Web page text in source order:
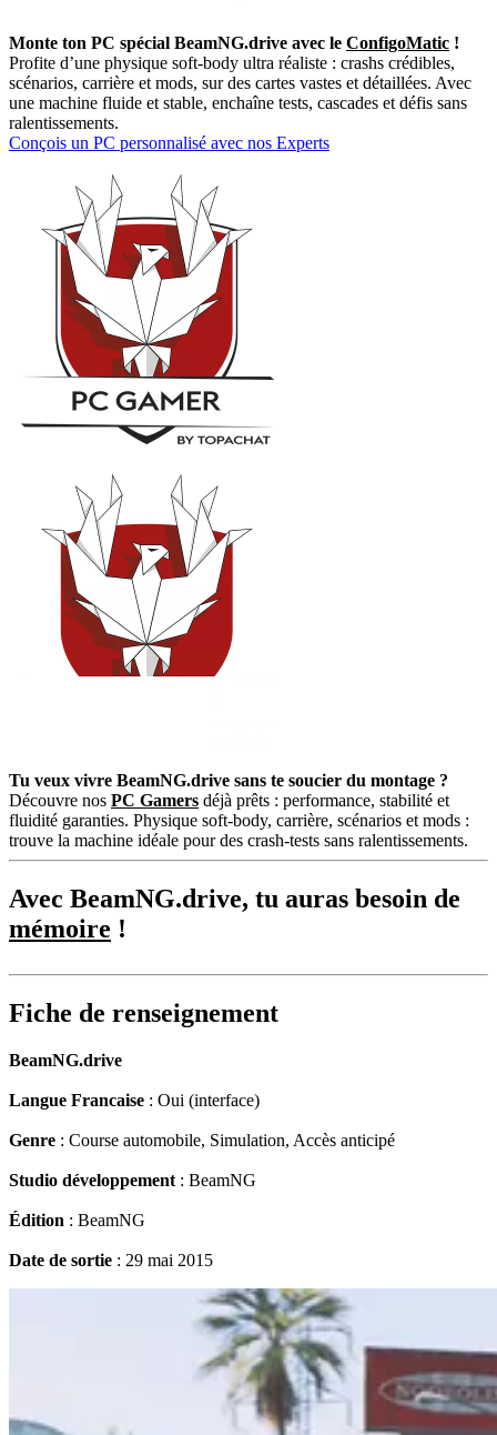
Monte ton PC spécial BeamNG.drive avec le ConfigoMatic !
Profite d’une physique soft-body ultra réaliste : crashs crédibles,
scénarios, carrière et mods, sur des cartes vastes et détaillées. Avec
une machine fluide et stable, enchaîne tests, cascades et défis sans
ralentissements.
Conçois un PC personnalisé avec nos Experts
Tu veux vivre BeamNG.drive sans te soucier du montage ?
Découvre nos PC Gamers déjà prêts : performance, stabilité et
fluidité garanties. Physique soft-body, carrière, scénarios et mods :
trouve la machine idéale pour des crash-tests sans ralentissements.
Avec BeamNG.drive, tu auras besoin de
mémoire !
Fiche de renseignement
BeamNG.drive
Langue Francaise : Oui (interface)
Genre : Course automobile, Simulation, Accès anticipé
Studio développement : BeamNG
Édition : BeamNG
Date de sortie : 29 mai 2015